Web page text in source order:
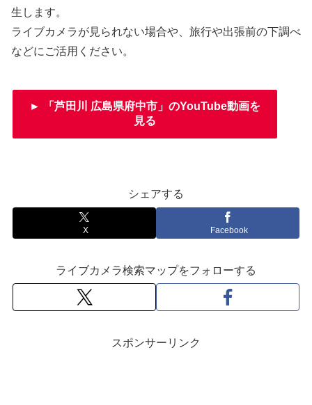
生します。
ライブカメラが見られない場合や、旅行や出張前の下調べ
などにご活用ください。
► 「芦田川 広島県府中市」のYouTube動画を
見る
シェアする
X Facebook
ライブカメラ検索マップをフォローする
スポンサーリンク